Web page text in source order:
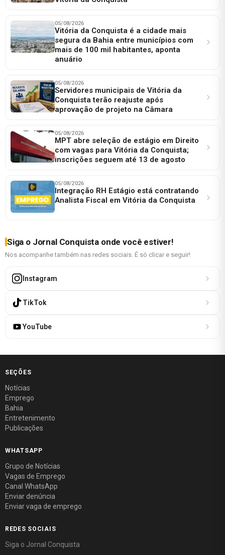
05/08/2026
Vitória da Conquista é a cidade mais
segura da Bahia entre municípios com
mais de 100 mil habitantes, aponta
anuário
05/08/2026
Servidores municipais de Vitória da
Conquista terão reajuste após
aprovação de projeto na Câmara
05/08/2026
MPT abre seleção de estágio em Direito
com vagas para Vitória da Conquista;
inscrições seguem até 13 de agosto
05/08/2026
Integração RH Estágio está contratando
Analista Fiscal em Vitória da Conquista
Siga o Jornal Conquista onde você estiver!
Nos acompanhe também nas redes sociais. É só clicar e seguir!
Instagram
TikTok
YouTube
SEÇÕES
Notícias
Emprego
Bahia
Entretenimento
Publicações
WHATSAPP
Grupo de Notícias
Vagas de Emprego
Canal WhatsApp
Enviar denúncia
Enviar vaga de emprego
REDES SOCIAIS
Siga o Jornal Conquista